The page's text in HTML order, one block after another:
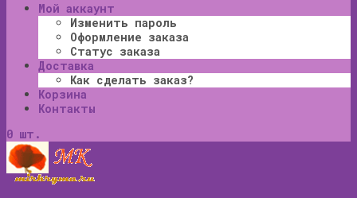
Мой аккаунт
Изменить пароль
Оформление заказа
Статус заказа
Доставка
Как сделать заказ?
Корзина
Контакты
0 шт.